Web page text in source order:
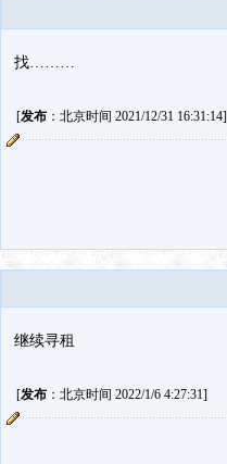
找………
[发布：北京时间 2021/12/31 16:31:14]
继续寻租
[发布：北京时间 2022/1/6 4:27:31]